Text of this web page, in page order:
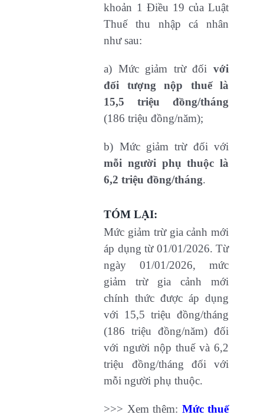
khoản 1 Điều 19 của Luật
Thuế thu nhập cá nhân
như sau:
a) Mức giảm trừ đốivới
đối tượng nộp thuế là
15,5 triệu đồng/tháng
(186 triệu đồng/năm);
b) Mức giảm trừ đối với
mỗi người phụ thuộc là
6,2 triệu đồng/tháng.
TÓM LẠI:
Mức giảm trừ gia cảnh mới
áp dụng từ 01/01/2026. Từ
ngày 01/01/2026, mức
giảm trừ gia cảnh mới
chính thức được áp dụng
với 15,5 triệu đồng/tháng
(186 triệu đồng/năm) đối
với người nộp thuế và 6,2
triệu đồng/tháng đối với
mỗi người phụ thuộc.
>>> Xem thêm: Mức thuế